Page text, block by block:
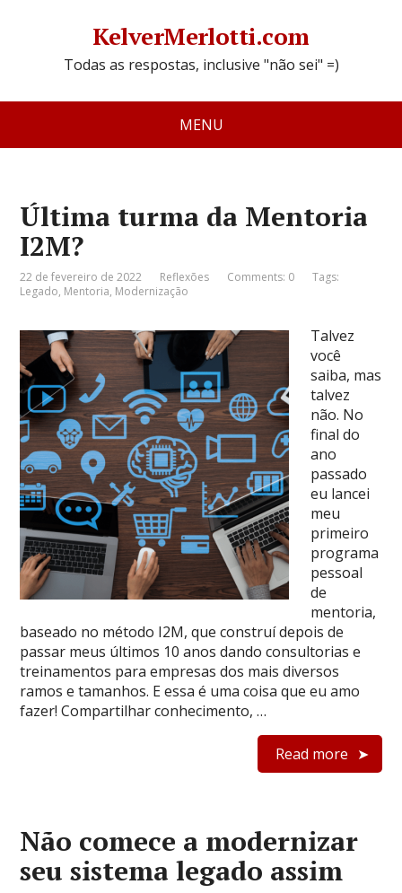
KelverMerlotti.com
Todas as respostas, inclusive "não sei" =)
MENU
Última turma da Mentoria
I2M?
22 de fevereiro de 2022 Reflexões Comments: 0
Tags:
Legado, Mentoria, Modernização
Talvez
você
saiba, mas
talvez
não. No
final do
ano
passado
eu lancei
meu
primeiro
programa
pessoal
de
mentoria,
baseado no método I2M, que construí depois de
passar meus últimos 10 anos dando consultorias e
treinamentos para empresas dos mais diversos
ramos e tamanhos. E essa é uma coisa que eu amo
fazer! Compartilhar conhecimento, …
Read more
Não comece a modernizar
seu sistema legado assim